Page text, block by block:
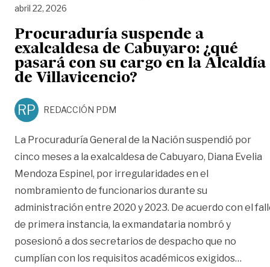
abril 22, 2026
Procuraduría suspende a
exalcaldesa de Cabuyaro: ¿qué
pasará con su cargo en la Alcaldía
de Villavicencio?
RP REDACCIÓN PDM
La Procuraduría General de la Nación suspendió por
cinco meses a la exalcaldesa de Cabuyaro, Diana Evelia
Mendoza Espinel, por irregularidades en el
nombramiento de funcionarios durante su
administración entre 2020 y 2023. De acuerdo con el
de primera instancia, la exmandataria nombró y
posesionó a dos secretarios de despacho que no
cumplían con los requisitos académicos exigidos…